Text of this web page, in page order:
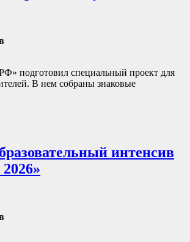
подготовил специальный проект для
В нем собраны знаковые
интенсив